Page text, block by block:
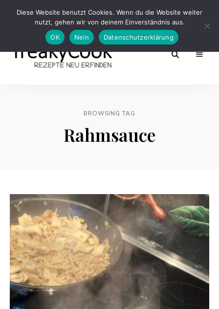
BROWSING TAG
Rahmsauce
Diese Website benutzt Cookies. Wenn du die Website weiter
nutzt, gehen wir von deinem Einverständnis aus.
OK
Nein Datenschutzerklärung